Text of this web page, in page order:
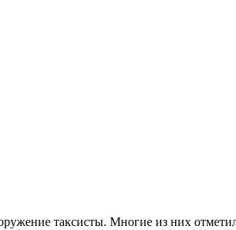
таксисты. Многие из них